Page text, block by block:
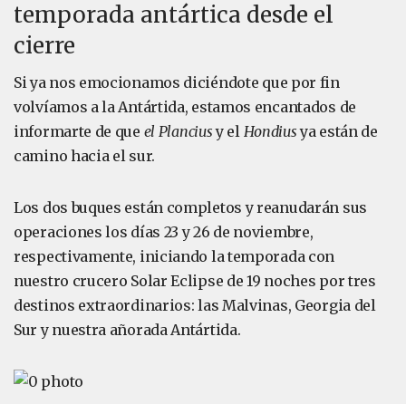
temporada antártica desde el
cierre
Si ya nos emocionamos diciéndote que por fin
volvíamos a la Antártida, estamos encantados de
informarte de que el Planciusy el Hondiusya están de
camino hacia el sur.
Los dos buques están completos y reanudarán sus
operaciones los días 23 y 26 de noviembre,
respectivamente, iniciando la temporada con
nuestro crucero Solar Eclipse de 19 noches por tres
destinos extraordinarios: las Malvinas, Georgia del
Sur y nuestra añorada Antártida.